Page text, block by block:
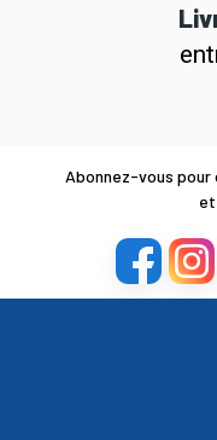
Abonnez-vous pour